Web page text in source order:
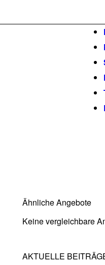
Ähnliche Angebote
Keine vergleichbare
AKTUELLE